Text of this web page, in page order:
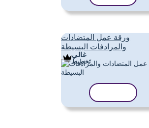
ورقة عمل المتضادات
والمرادفات البسيطة
غالي
تَخطِيط